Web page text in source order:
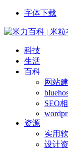
字体下载
科技
生活
百科
网站
SEO
资源
实用
设计